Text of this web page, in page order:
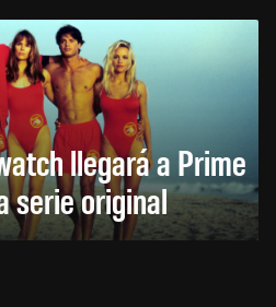
llegará a Prime
serie original